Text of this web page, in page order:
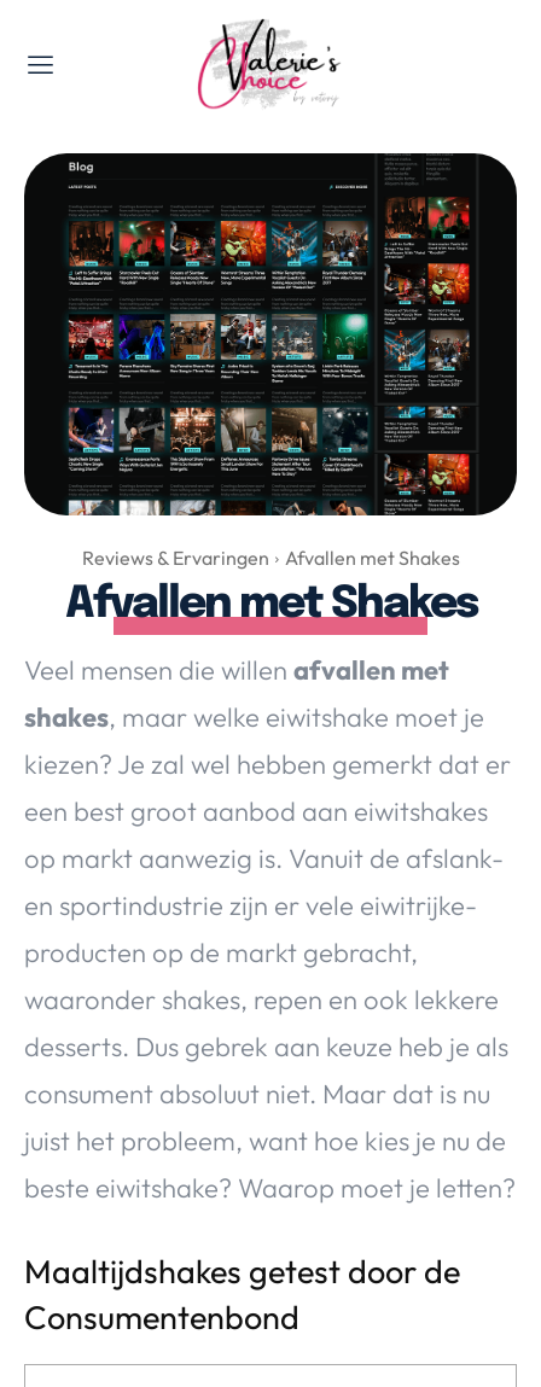
Valerie's Topics
Travel & Culture
Happyness & Opmerkelijk
Lifestyle, Sport & Duurzaamheid
Gadgets & Tech
Top 5 van Valerie
Health & Beauty
Huis & Tuin
Nieuws & Media
Over Valerie
Over Valerie
De Top 5
Contact
VALERIE'S CHOICE
Food & Drinks Health & Beauty Gadgets
Huis & Tuin
Travel
Lifestyle
Reviews & Ervaringen Afvallen met Shakes
Afvallen met Shakes
Veel mensen die willen afvallen met
shakes, maar welke eiwitshake moet je
kiezen? Je zal wel hebben gemerkt dat er
een best groot aanbod aan eiwitshakes
op markt aanwezig is. Vanuit de afslank-
en sportindustrie zijn er vele eiwitrijke-
producten op de markt gebracht,
waaronder shakes, repen en ook lekkere
desserts. Dus gebrek aan keuze heb je als
consument absoluut niet. Maar dat is nu
juist het probleem, want hoe kies je nu de
beste eiwitshake? Waarop moet je letten?
Maaltijdshakes getest door de
Consumentenbond